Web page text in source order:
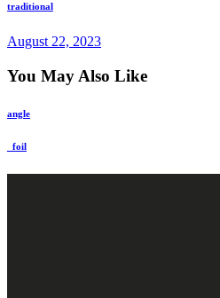
traditional
August 22, 2023
You May Also Like
angle
_foil